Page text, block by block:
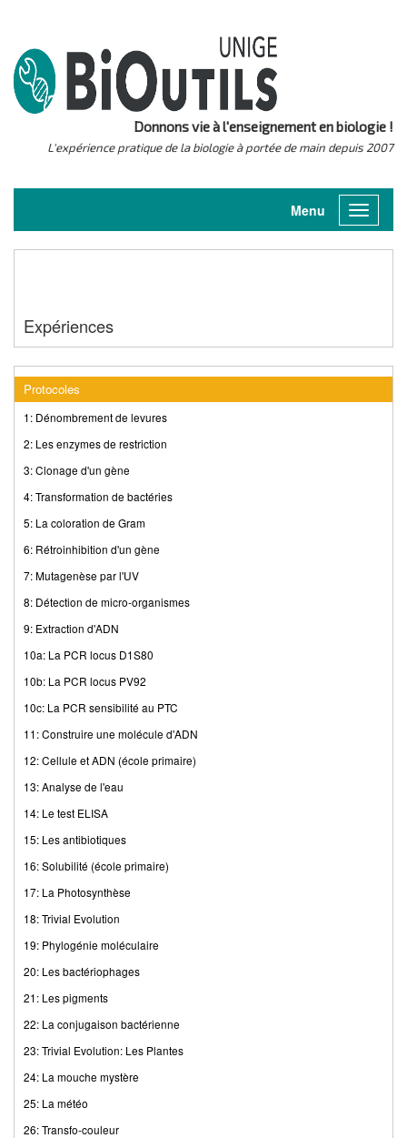
Donnons vie à l'enseignement en biologie !
L'expérience pratique de la biologie à portée de main depuis 2007
Toggle
Menu
Expériences
Protocoles
1: Dénombrement de levures
2: Les enzymes de restriction
3: Clonage d'un gène
4: Transformation de bactéries
5: La coloration de Gram
6: Rétroinhibition d'un gène
7: Mutagenèse par l'UV
8: Détection de micro-organismes
9: Extraction d'ADN
10a: La PCR locus D1S80
10b: La PCR locus PV92
10c: La PCR sensibilité au PTC
11: Construire une molécule d'ADN
12: Cellule et ADN (école primaire)
13: Analyse de l'eau
14: Le test ELISA
15: Les antibiotiques
16: Solubilité (école primaire)
17: La Photosynthèse
18: Trivial Evolution
19: Phylogénie moléculaire
20: Les bactériophages
21: Les pigments
22: La conjugaison bactérienne
23: Trivial Evolution: Les Plantes
24: La mouche mystère
25: La météo
26: Transfo-couleur